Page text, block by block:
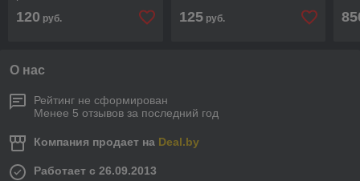
нержавеющей стали IP67
Pizzato Elettrica
120 руб.
Pizzato Elettrica
125руб.
О нас
Рейтинг не сформирован
Менее 5 отзывов за последний год
Компания продает на Deal.by
Работает с 26.09.2013